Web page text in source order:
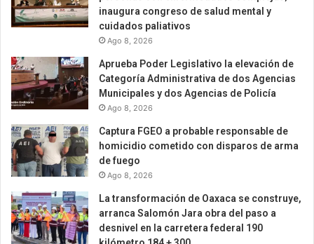
inaugura congreso de salud mental y
cuidados paliativos
Ago 8, 2026
Aprueba Poder Legislativo la elevación de
Categoría Administrativa de dos Agencias
Municipales y dos Agencias de Policía
Ago 8, 2026
Captura FGEO a probable responsable de
homicidio cometido con disparos de arma
de fuego
Ago 8, 2026
La transformación de Oaxaca se construye,
arranca Salomón Jara obra del paso a
desnivel en la carretera federal 190